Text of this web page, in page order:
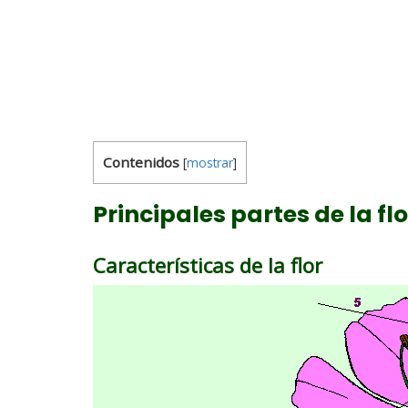
Contenidos [mostrar]
Principales partes de la
Características de la flor